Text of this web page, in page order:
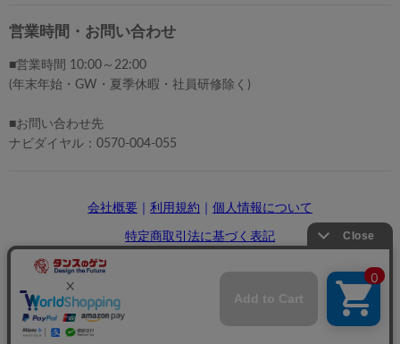
つ
て
く
さ
い
つ
て
く
さ
い
つ
て
く
さ
い
つ
て
く
い
営業時間・お問い合わせ
■営業時間 10:00～22:00
(年末年始・GW・夏季休暇・社員研修除く)
■お問い合わせ先
ナビダイヤル：0570-004-055
会社概要 ｜ 利用規約 ｜ 個人情報について
特定商取引法に基づく表記
Copyright: © タンスのゲン.